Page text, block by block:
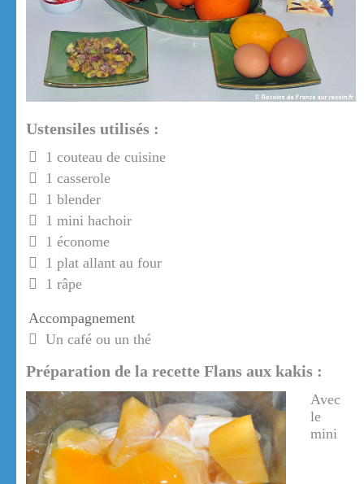
Ustensiles utilisés :
1 couteau de cuisine
1 casserole
1 blender
1 mini hachoir
1 économe
1 plat allant au four
1 râpe
Accompagnement
Un café ou un thé
Préparation de la recette Flans aux kakis :
Avec
le
mini